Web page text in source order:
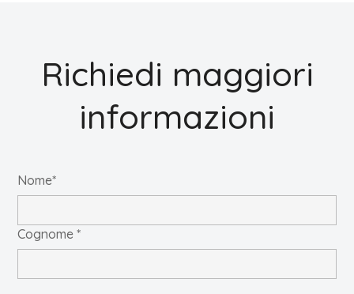
Richiedi maggiori
informazioni
Nome*
Cognome *